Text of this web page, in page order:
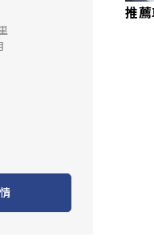
推